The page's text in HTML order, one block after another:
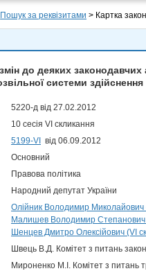
Пошук за реквізитами > Картка
до деяких
системи
5220-д від 27.02.2012
10 сесія VI скликання
5199-VI
від 06.09.2012
Основний
Правова політика
Народний депутат України
Олійник Володимир Миколайович
Малишев Володимир Степанович
Шенцев Дмитро Олексійович (VI
Швець В.Д. Комітет з питань
Мироненко М.І. Комітет з питань